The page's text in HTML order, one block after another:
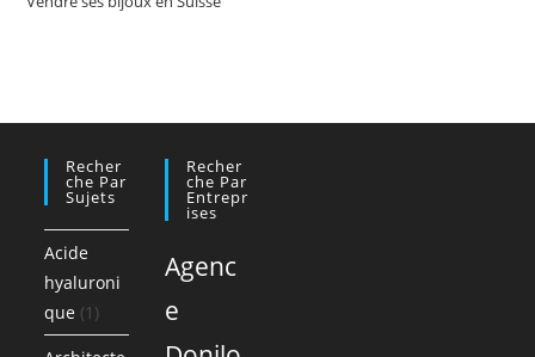
Recher
Che Par
Sujets
Acide
hyaluroni
que (1)
Recher
Che Par
Entrepr
Ises
Agenc
e